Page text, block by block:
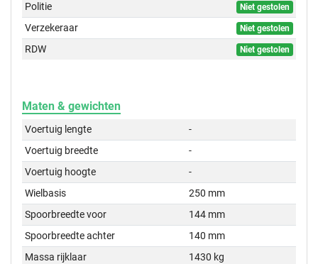
Politie
Niet gestolen
Verzekeraar Niet gestolen
RDW Niet gestolen
Maten & gewichten
Voertuig lengte
-
Voertuig breedte
-
Voertuig hoogte
-
Wielbasis
250 mm
Spoorbreedte voor
144 mm
Spoorbreedte achter
140 mm
Massa rijklaar
1430 kg